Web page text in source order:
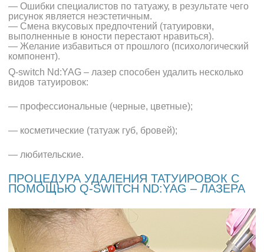
— Ошибки специалистов по татуажу, в результате чего
рисунок является неэстетичным.
— Смена вкусовых предпочтений (татуировки,
выполненные в юности перестают нравиться).
— Желание избавиться от прошлого (психологический
компонент).
Q-switch Nd:YAG – лазер способен удалить несколько
видов татуировок:
— профессиональные (черные, цветные);
— косметические (татуаж губ, бровей);
— любительские.
ПРОЦЕДУРА УДАЛЕНИЯ ТАТУИРОВОК С
ПОМОЩЬЮ Q-SWITCH ND:YAG – ЛАЗЕРА